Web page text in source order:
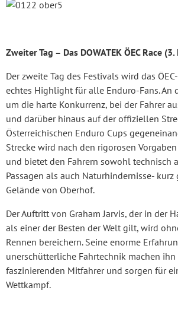
Zweiter Tag – Das DOWATEK ÖEC Race
Der zweite Tag des Festivals wird das
echtes Highlight für alle Enduro-Fans. An
um die harte Konkurrenz, bei der Fahrer
und darüber hinaus auf der offiziellen
Österreichischen Enduro Cups
Strecke wird nach den rigorosen
und bietet den Fahrern sowohl technisch
Passagen als auch Naturhindernisse- kurz
Gelände von Oberhof.
Der Auftritt von Graham Jarvis, der in der
als einer der Besten der Welt gilt, wird
Rennen bereichern. Seine enorme
unerschütterliche Fahrtechnik machen ihn
faszinierenden Mitfahrer und sorgen für
Wettkampf.